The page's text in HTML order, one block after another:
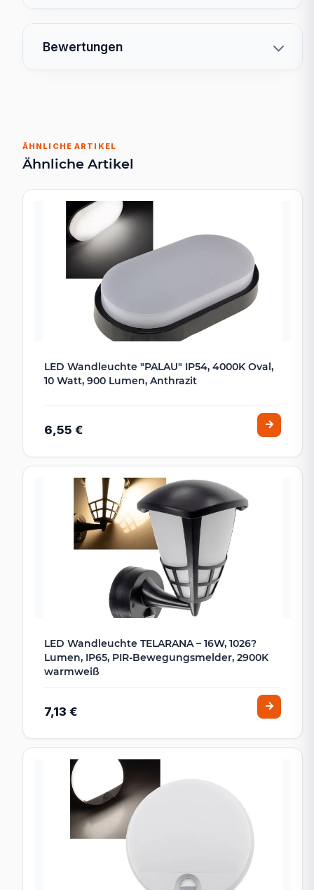
Bewertungen
ÄHNLICHE ARTIKEL
Ähnliche Artikel
LED Wandleuchte "PALAU" IP54, 4000K Oval,
10 Watt, 900 Lumen, Anthrazit
6,55 €
LED Wandleuchte TELARANA – 16W, 1026?
Lumen, IP65, PIR-Bewegungsmelder, 2900K
warmweiß
7,13 €